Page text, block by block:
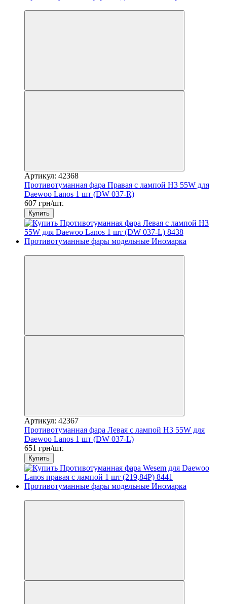
Артикул: 42368
Противотуманная фара Правая с лампой H3 55W для
Daewoo Lanos 1 шт (DW 037-R)
607 грн/шт.
Купить
Артикул: 42367
Противотуманная фара Левая с лампой H3 55W для
Daewoo Lanos 1 шт (DW 037-L)
651 грн/шт.
Купить